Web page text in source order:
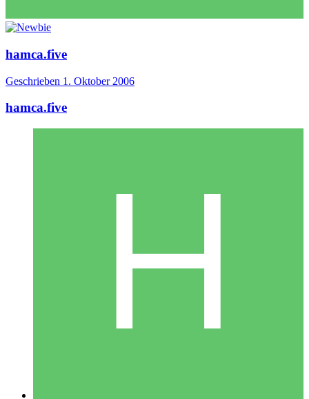
hamca.five
Geschrieben 1. Oktober 2006
hamca.five